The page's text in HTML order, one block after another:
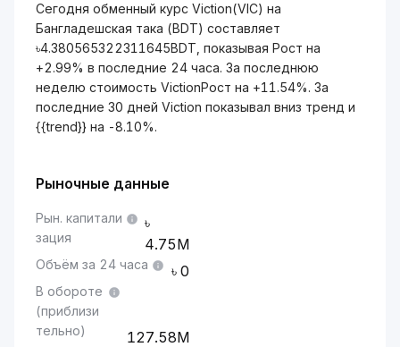
Сегодня обменный курс Viction(VIC) на
Бангладешская така (BDT) составляет
৳4.380565322311645BDT, показывая Рост на
+2.99% в последние 24 часа. За последнюю
неделю стоимость VictionРост на +11.54%. За
последние 30 дней Viction показывал вниз тренд и
{{trend}} на -8.10%.
Рыночные данные
Рын. капитали
зация
4.75M
Объём за 24 часа 0
В обороте
(приблизи
тельно)
127.58M